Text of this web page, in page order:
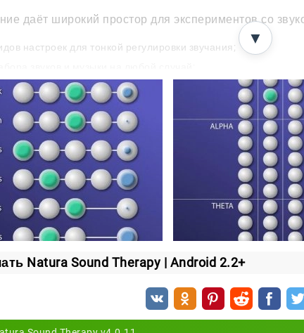
даёт широкий простор для экспериментов со
настроек для тонкой регулировки звучания;
бинауральных колебаний;
обратного отсчёта, чтобы заснуть под любимый фон;
для сохранения готовых композиций.
под рукой
звуковой фон один раз и сохрани его в
запустится в пару касаний.
после тяжёлого дня, помедитировать
под любой момент и поможет привести
▼
Natura Sound Therapy | Android 2.2+